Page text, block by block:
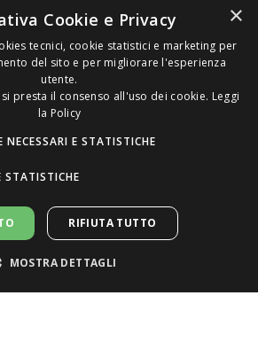
2026 Magazzino della Firma S.n.C. di
& C. All Rights Reserved | P.Iva
×
Cookie e Privacy
tecnici, cookie statistici e marketing per
del sito e per migliorare l'esperienza
utente.
si presta il consenso all'uso dei cookie. Leggi
la Policy
NECESSARI E STATISTICHE
STATISTICHE
RIFIUTA TUTTO
MOSTRA DETTAGLI